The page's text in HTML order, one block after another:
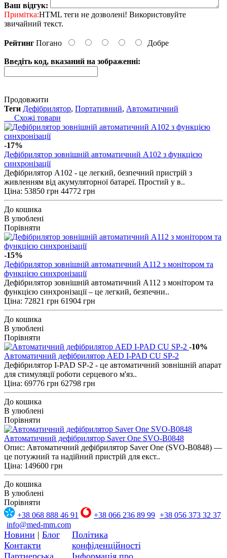
Ваш відгук:
Примітка:HTML теги не дозволені! Використовуйте
звичайний текст.
Рейтинг Погано Добре
Введіть код, вказаний на зображенні:
Продовжити
Теги Дефібрилятор, Портативний, Автоматичний
Схожі товари
-17%
Дефібрилятор зовнішній автоматичний А102 з функцією
синхронізації
Дефібрилятор А102 - це легкий, безпечний пристрій з
живленням від акумуляторної батареї. Простий у в..
Ціна: 53850 грн 44772 грн
До кошика
В улюблені
Порівняти
-15%
Дефібрилятор зовнішній автоматичний А112 з монітором та
функцією синхронізації
Дефібрилятор зовнішній автоматичний А112 з монітором та
функцією синхронізації – це легкий, безпечни..
Ціна: 72821 грн 61904 грн
До кошика
В улюблені
Порівняти
-10%
Автоматичний дефібрилятор AED I-PAD CU SP-2
Дефібрилятор I-PAD SP-2 - це автоматичний зовнішній апарат
для стимуляції роботи серцевого м'яз..
Ціна: 69776 грн 62798 грн
До кошика
В улюблені
Порівняти
Автоматичний дефібрилятор Saver One SVO-B0848
Опис: Автоматичний дефібрилятор Saver One (SVO-B0848) —
це потужний та надійний пристрій для екст..
Ціна: 149600 грн
До кошика
В улюблені
Порівняти
+38 068 888 46 91
+38 066 236 89 99 +38 056 373 32 37
info@med-mm.com
Новини | Блог
Контакти
Партнерська
Політика
конфіденційності
Інформація про